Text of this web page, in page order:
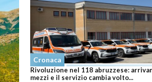
Cronaca
Rivoluzione nel 118 abruzzese:
mezzi e il servizio cambia volto...